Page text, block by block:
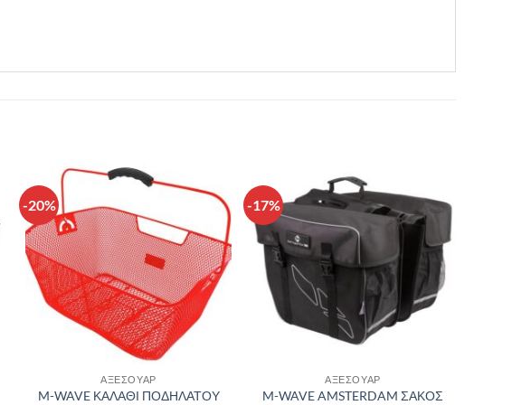
-20%
επιθυμιών
ΑΞΕΣΟΥΑΡ
M-WAVE ΚΑΛΑΘΙ ΠΟΔΗΛΑΤΟΥ
-17%
Πρόσθήκη
στην λίστα
ΑΞΕΣΟΥΑΡ
M-WAVE AMSTERDAM ΣΑΚΟΣ